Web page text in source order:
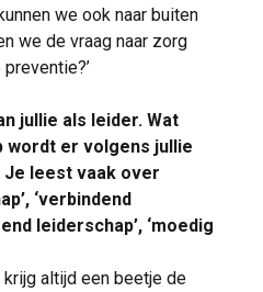
we ook naar buiten
we de vraag naar zorg
jullie als leider. Wat
wordt er volgens jullie
Je leest vaak over
‘verbindend
leiderschap’, ‘moedig
krijg altijd een beetje de